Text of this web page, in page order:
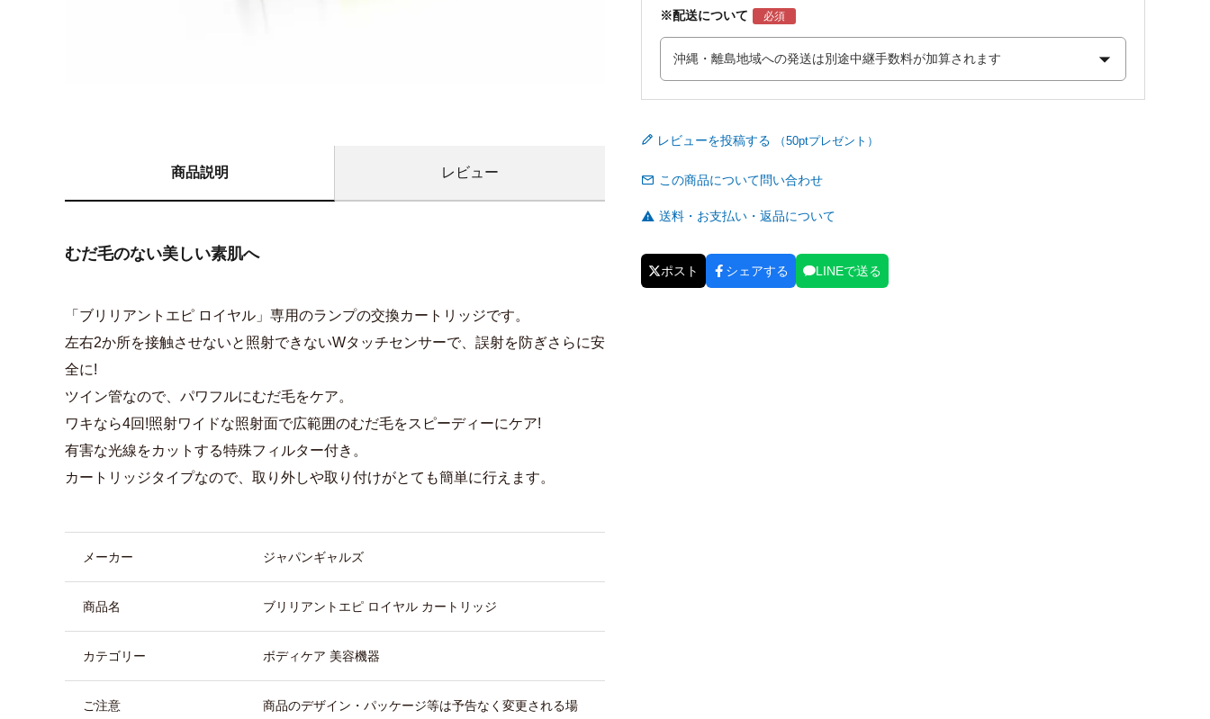
商品説明 レビュー
むだ毛のない美しい素肌へ
「ブリリアントエピ ロイヤル」専用のランプの交換カートリッジです。
左右2か所を接触させないと照射できないWタッチセンサーで、誤射を防ぎさらに安
全に!
ツイン管なので、パワフルにむだ毛をケア。
ワキなら4回!照射ワイドな照射面で広範囲のむだ毛をスピーディーにケア!
有害な光線をカットする特殊フィルター付き。
カートリッジタイプなので、取り外しや取り付けがとても簡単に行えます。
メーカー ジャパンギャルズ
商品名 ブリリアントエピ ロイヤル カートリッジ
カテゴリー ボディケア 美容機器
ご注意
商品のデザイン・パッケージ等は予告なく変更される場
※配送について
レビューを投稿する
この商品について問い合わせ
送料・お支払い・返品について
ポスト シェアする LINEで送る